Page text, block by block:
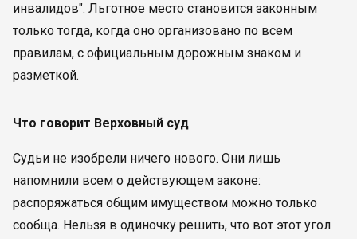
инвалидов". Льготное место становится законным
только тогда, когда оно организовано по всем
правилам, с официальным дорожным знаком и
разметкой.
Что говорит Верховный суд
Судьи не изобрели ничего нового. Они лишь
напомнили всем о действующем законе:
распоряжаться общим имуществом можно только
сообща. Нельзя в одиночку решить, что вот этот угол